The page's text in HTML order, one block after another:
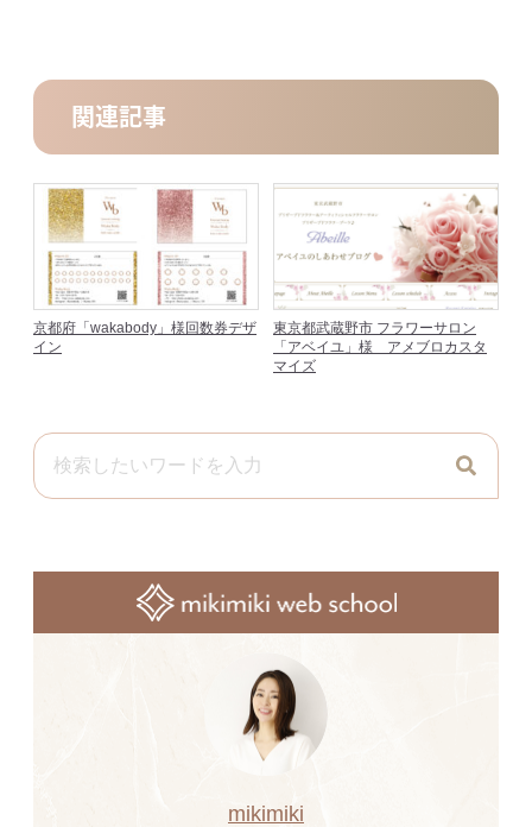
関連記事
京都府「wakabody」様回数券デザ
イン
東京都武蔵野市 フラワーサロン
「アベイユ」様 アメブロカスタ
マイズ
mikimiki